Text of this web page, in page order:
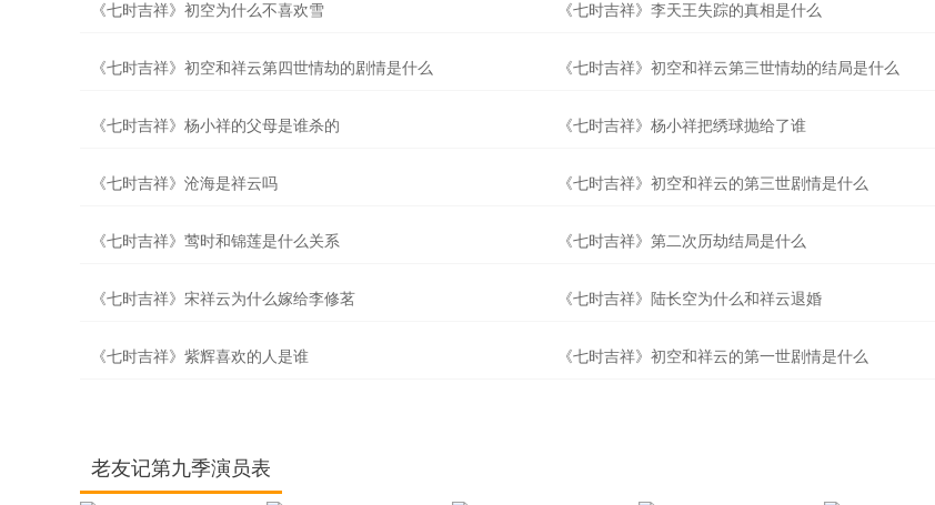
《七时吉祥》初空为什么不喜欢雪 《七时吉祥》李天王失踪的真相是什么
《七时吉祥》初空和祥云第四世情劫的剧情是什么 《七时吉祥》初空和祥云第三世情劫的结局是什么
《七时吉祥》杨小祥的父母是谁杀的 《七时吉祥》杨小祥把绣球抛给了谁
《七时吉祥》沧海是祥云吗 《七时吉祥》初空和祥云的第三世剧情是什么
《七时吉祥》莺时和锦莲是什么关系 《七时吉祥》第二次历劫结局是什么
《七时吉祥》宋祥云为什么嫁给李修茗 《七时吉祥》陆长空为什么和祥云退婚
《七时吉祥》紫辉喜欢的人是谁 《七时吉祥》初空和祥云的第一世剧情是什么
老友记第九季演员表